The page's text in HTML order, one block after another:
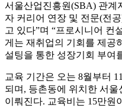
서울산업진흥원(SBA) 관계
자 커리어 연장 및 전문(전
고 있다”며 “프로시니어 컨
게는 재취업의 기회를 제공
설팅을 통한 성장기회 부여
교육 기간은 오는 8월부터
되며, 등촌동에 위치한 서
이뤄진다. 교육비는 15만원